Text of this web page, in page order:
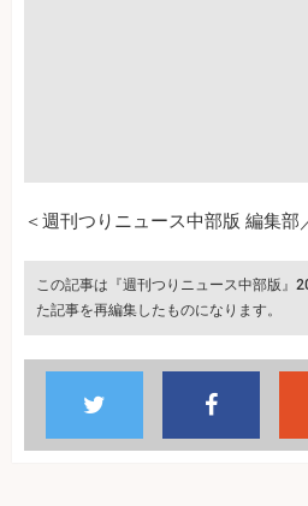
＜週刊つりニュース中部版 編集部
この記事は『週刊つりニュース中部版』
た記事を再編集したものになります。